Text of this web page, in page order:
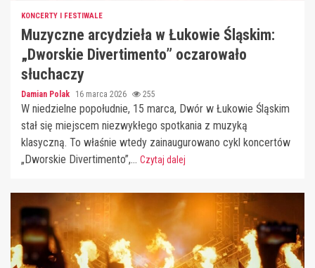
KONCERTY I FESTIWALE
Muzyczne arcydzieła w Łukowie Śląskim:
„Dworskie Divertimento” oczarowało
słuchaczy
Damian Polak 16 marca 2026 255
W niedzielne popołudnie, 15 marca, Dwór w Łukowie Śląskim
stał się miejscem niezwykłego spotkania z muzyką
klasyczną. To właśnie wtedy zainaugurowano cykl koncertów
„Dworskie Divertimento”,... Czytaj dalej